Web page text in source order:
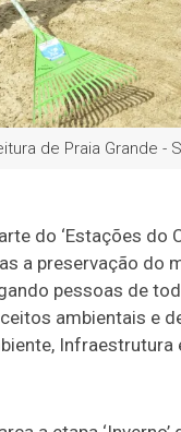
de Praia Grande -
do ‘Estações
a preservação do
pessoas de
ambientais e